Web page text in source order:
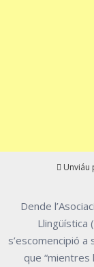
Unviáu
Dende
Llingüística
s’escomencipió
que “mientres